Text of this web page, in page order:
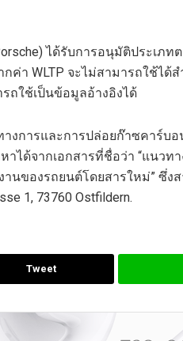
) ได้รับการอนุมัติประเภท
กค่า WLTP จะไม่สามารถใช้ได้
ถใช้เป็นข้อมูลอ้างอิงได้
างการและการปล่อยก๊าซคาร์บอ
ได้จากเอกสารที่ชื่อว่า “แนวทา
านของรถยนต์โดยสารใหม่” ซึ่ง
1, 73760 Ostfildern.
Tweet